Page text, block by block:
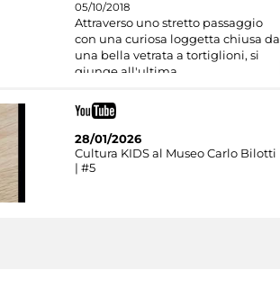
05/10/2018
Attraverso uno stretto passaggio
con una curiosa loggetta chiusa da
una bella vetrata a tortiglioni, si
giunge all'ultima
28/01/2026
Cultura KIDS al Museo Carlo Bilotti
| #5